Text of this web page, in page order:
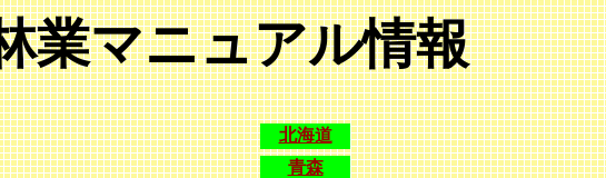
マニュアル情報
北海道
青森